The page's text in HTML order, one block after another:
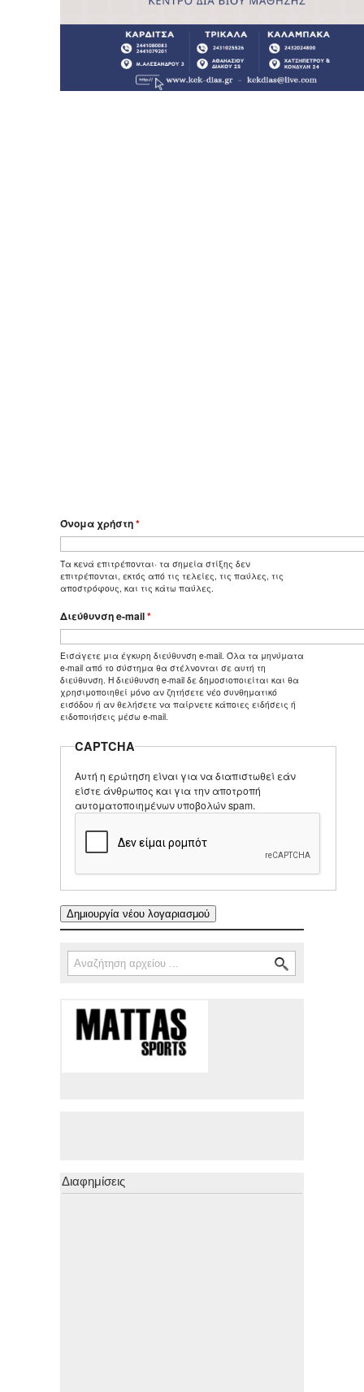
Όνομα χρήστη*
Τα κενά επιτρέπονται· τα σημεία στίξης δεν
επιτρέπονται, εκτός από τις τελείες, τις παύλες, τις
αποστρόφους, και τις κάτω παύλες.
Διεύθυνση e-mail*
Εισάγετε μια έγκυρη διεύθυνση e-mail. Όλα τα μηνύματα
e-mail από το σύστημα θα στέλνονται σε αυτή τη
διεύθυνση. Η διεύθυνση e-mail δε δημοσιοποιείται και θα
χρησιμοποιηθεί μόνο αν ζητήσετε νέο συνθηματικό
εισόδου ή αν θελήσετε να παίρνετε κάποιες ειδήσεις ή
ειδοποιήσεις μέσω e-mail.
CAPTCHA
Αυτή η ερώτηση είναι για να διαπιστωθεί εάν
είστε άνθρωπος και για την αποτροπή
αυτοματοποιημένων υποβολών spam.
Φόρμα αναζήτησης
Αναζήτηση
Διαφημίσεις